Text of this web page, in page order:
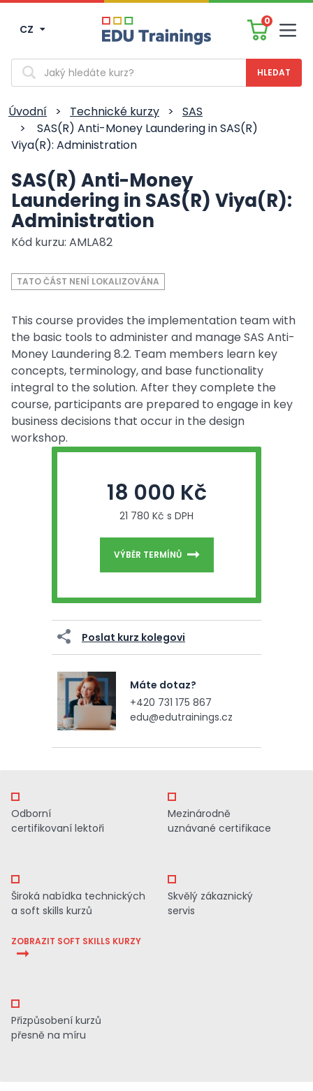
CZ
0
Vyhledávání
Úvodní > Technické kurzy >
SAS
>
SAS(R) Anti-Money Laundering in SAS(R)
Viya(R): Administration
SAS(R) Anti-Money
Laundering in SAS(R) Viya(R):
Administration
Kód kurzu: AMLA82
TATO ČÁST NENÍ LOKALIZOVÁNA
This course provides the implementation team with
the basic tools to administer and manage SAS Anti-
Money Laundering 8.2. Team members learn key
concepts, terminology, and base functionality
integral to the solution. After they complete the
course, participants are prepared to engage in key
business decisions that occur in the design
workshop.
18 000 Kč
21 780 Kč s DPH
VÝBĚR TERMÍNŮ
Poslat kurz kolegovi
Máte dotaz?
+420 731 175 867
edu@edutrainings.cz
Odborní
certifikovaní lektoři
Mezinárodně
uznávané certifikace
Široká nabídka technických
a soft skills kurzů
ZOBRAZIT SOFT SKILLS KURZY
Skvělý zákaznický
servis
Přizpůsobení kurzů
přesně na míru